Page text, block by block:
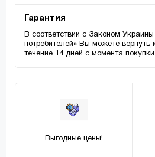
Гарантия
В соответствии с Законом
потребителей» Вы можете вернуть
течение 14 дней с момента покупки
Выгодные цены!